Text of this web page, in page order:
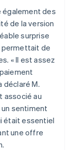
également des
de la version
surprise
permettait de
« Il est assez
déclaré M.
associé au
sentiment
était essentiel
une offre